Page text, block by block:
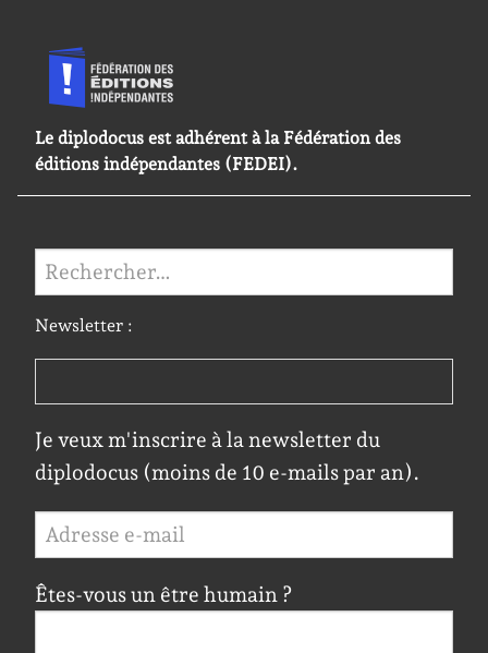
Le diplodocus est adhérent à la Fédération des
éditions indépendantes (FEDEI).
Rechercher :
Newsletter :
Je veux m'inscrire à la newsletter du
diplodocus (moins de 10 e-mails par an).
Êtes-vous un être humain ?